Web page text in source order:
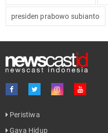
presiden prabowo subianto
Peristiwa
Gaya Hidup